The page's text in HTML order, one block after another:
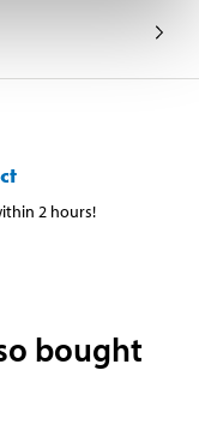
2 hours!
bought